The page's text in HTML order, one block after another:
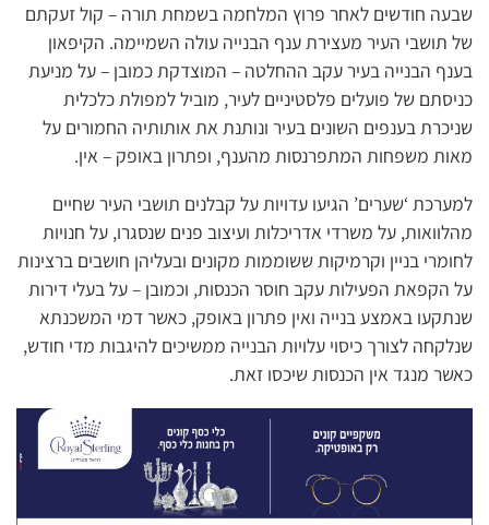
שבעה חודשים לאחר פרוץ המלחמה בשמחת תורה – קול זעקתם
של תושבי העיר מעצירת ענף הבנייה עולה השמיימה. הקיפאון
בענף הבנייה בעיר עקב ההחלטה – המוצדקת כמובן – על מניעת
כניסתם של פועלים פלסטיניים לעיר, מוביל למפולת כלכלית
שניכרת בענפים השונים בעיר ונותנת את אותותיה החמורים על
מאות משפחות המתפרנסות מהענף, ופתרון באופק – אין.
למערכת ‘שערים’ הגיעו עדויות על קבלנים תושבי העיר שחיים
מהלוואות, על משרדי אדריכלות ועיצוב פנים שנסגרו, על חנויות
לחומרי בניין וקרמיקות ששוממות מקונים ובעליהן חושבים ברצינות
על הקפאת הפעילות עקב חוסר הכנסות, וכמובן – על בעלי דירות
שנתקעו באמצע בנייה ואין פתרון באופק, כאשר דמי המשכנתא
שנלקחה לצורך כיסוי עלויות הבנייה ממשיכים להיגבות מדי חודש,
כאשר מנגד אין הכנסות שיכסו זאת.